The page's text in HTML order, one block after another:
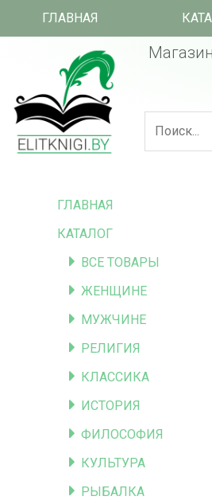
ГЛАВНАЯ
ГЛАВНАЯ
КАТАЛОГ
ВСЕ ТОВАРЫ
ЖЕНЩИНЕ
МУЖЧИНЕ
РЕЛИГИЯ
КЛАССИКА
ИСТОРИЯ
ФИЛОСОФИЯ
КУЛЬТУРА
РЫБАЛКА